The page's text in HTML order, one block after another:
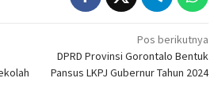
Pos berikutnya
DPRD Provinsi Gorontalo Bentuk
Pansus LKPJ Gubernur Tahun 2024